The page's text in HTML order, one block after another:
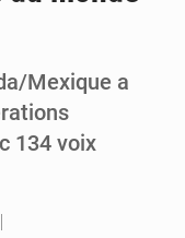
Mexique a
134 voix